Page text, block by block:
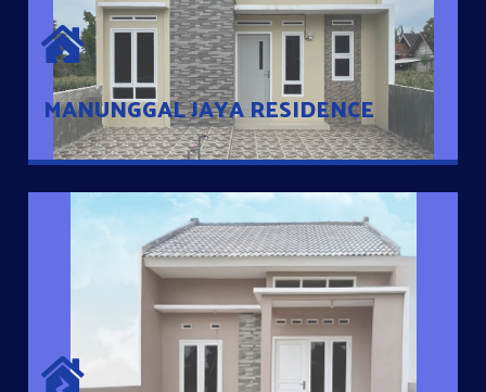
MANUNGGAL JAYA RESIDENCE
Cluster Exclusive dengan one Gate System, terdapat taman
mini dan memiliki jarak 200m dari jalan nasional serta dekat
dengan pusat kota
MUTIARA KOPEN
Hunian nyaman dengan suasana pedesaan. 10 menit dari pusat
kota, 2 menit dari Ring Road